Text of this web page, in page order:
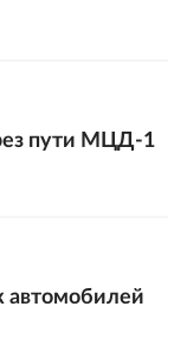
пути МЦД-1
автомобилей